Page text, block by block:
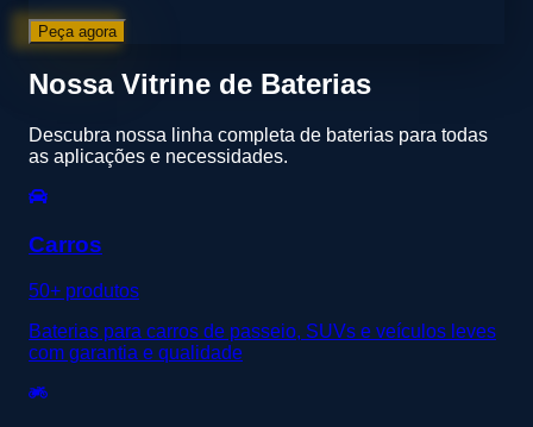
Peça agora
Nossa Vitrine de Baterias
Descubra nossa linha completa de baterias para todas
as aplicações e necessidades.
Carros
50+ produtos
Baterias para carros de passeio, SUVs e veículos leves
com garantia e qualidade